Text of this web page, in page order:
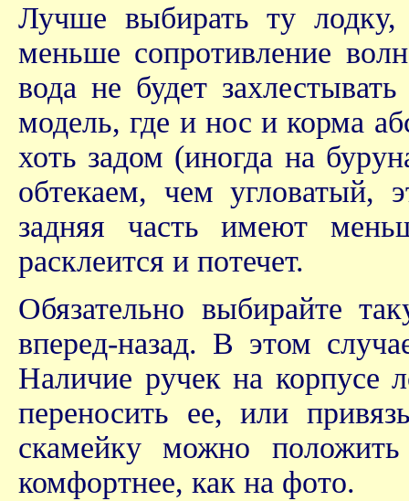
Лучше выбирать ту
меньше сопротивление
вода не будет
модель, где и нос и корма
хоть задом (иногда на
обтекаем, чем угловатый,
задняя часть имеют
расклеится и потечет.
Обязательно выбирайте
вперед-назад. В этом
Наличие ручек на корпусе
переносить ее, или
скамейку можно
комфортнее, как на фото.